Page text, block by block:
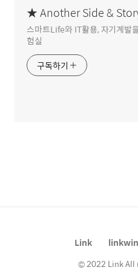
★ Another Side &
스마트Life와 IT활용, 자기계발
험실
구독하기
Link
© 2022 Link All